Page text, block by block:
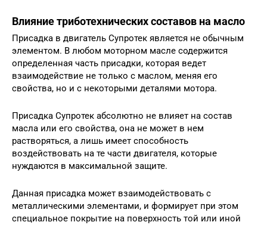
Влияние триботехнических составов на масло
Присадка в двигатель Супротек является не обычным
элементом. В любом моторном масле содержится
определенная часть присадки, которая ведет
взаимодействие не только с маслом, меняя его
свойства, но и с некоторыми деталями мотора.
Присадка Супротек абсолютно не влияет на состав
масла или его свойства, она не может в нем
растворяться, а лишь имеет способность
воздействовать на те части двигателя, которые
нуждаются в максимальной защите.
Данная присадка может взаимодействовать с
металлическими элементами, и формирует при этом
специальное покрытие на поверхность той или иной